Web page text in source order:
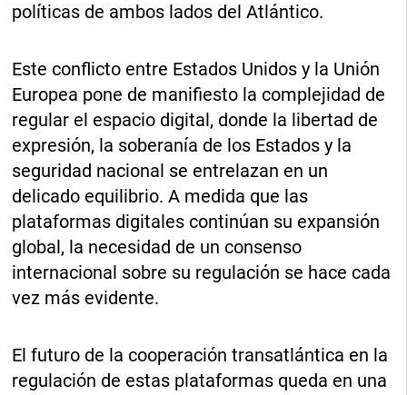
políticas de ambos lados del Atlántico.
Este conflicto entre Estados Unidos y la Unión
Europea pone de manifiesto la complejidad de
regular el espacio digital, donde la libertad de
expresión, la soberanía de los Estados y la
seguridad nacional se entrelazan en un
delicado equilibrio. A medida que las
plataformas digitales continúan su expansión
global, la necesidad de un consenso
internacional sobre su regulación se hace cada
vez más evidente.
El futuro de la cooperación transatlántica en la
regulación de estas plataformas queda en una